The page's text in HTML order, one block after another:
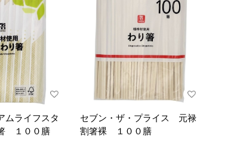
ムライフスタ
１００膳
セブン・ザ・プライス 元禄
割箸裸 １００膳